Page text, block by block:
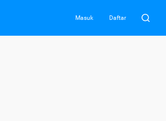
Masuk Daftar